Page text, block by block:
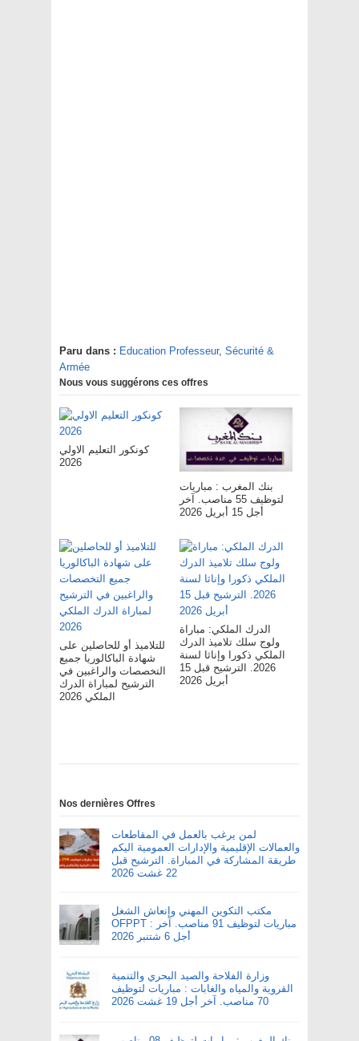
Paru dans : Education Professeur, Sécurité &
Armée
Nous vous suggérons ces offres
كونكور التعليم الاولي
2026
بنك المغرب : مباريات
لتوظيف 55 مناصب. آخر
أجل 15 أبريل 2026
للتلاميذ أو للحاصلين على
شهادة الباكالوريا جميع
التخصصات والراغبين في
الترشيح لمباراة الدرك
الملكي 2026
الدرك الملكي: مباراة
ولوج سلك تلاميذ الدرك
الملكي ذكورا وإناثا لسنة
2026. الترشيح قبل 15
أبريل 2026
Nos dernières Offres
لمن يرغب بالعمل في المقاطعات
والعمالات الإقليمية والإدارات العمومية اليكم
طريقة المشاركة في المباراة. الترشيح قبل
22 غشت 2026
مكتب التكوين المهني وإنعاش الشغل
OFPPT : مباريات لتوظيف 91 مناصب. آخر
أجل 6 شتنبر 2026
وزارة الفلاحة والصيد البحري والتنمية
القروية والمياه والغابات : مباريات لتوظيف
70 مناصب. آخر أجل 19 غشت 2026